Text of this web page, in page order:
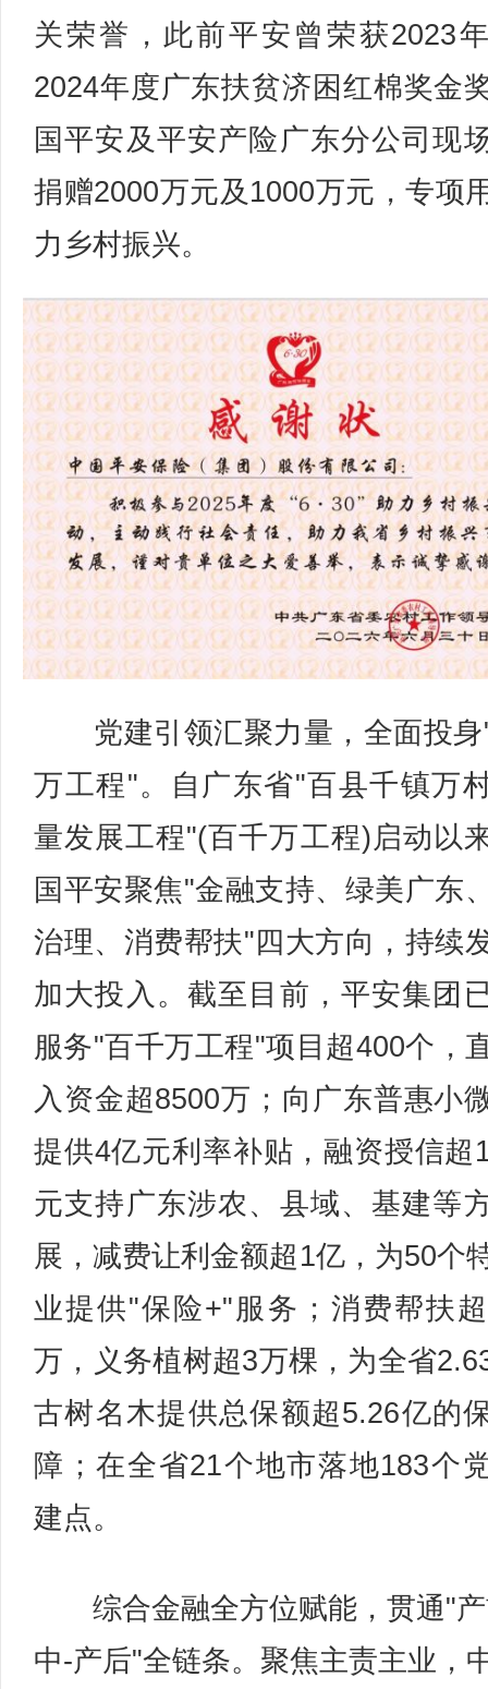
关荣誉，此前平安曾荣获2023
2024年度广东扶贫济困红棉奖金
国平安及平安产险广东分公司现
捐赠2000万元及1000万元，专项
力乡村振兴。
党建引领汇聚力量，全面投身
万工程"。自广东省"百县千镇万
量发展工程"(百千万工程)启动以
国平安聚焦"金融支持、绿美广东
治理、消费帮扶"四大方向，持续
加大投入。截至目前，平安集团
服务"百千万工程"项目超400个，
入资金超8500万；向广东普惠小
提供4亿元利率补贴，融资授信超
元支持广东涉农、县域、基建等
展，减费让利金额超1亿，为50个
业提供"保险+"服务；消费帮扶
万，义务植树超3万棵，为全省
古树名木提供总保额超5.26亿的
障；在全省21个地市落地183个
建点。
综合金融全方位赋能，贯通"产
中-产后"全链条。聚焦主责主业，